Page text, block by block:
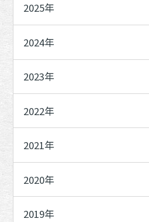
2025年
2024年
2023年
2022年
2021年
2020年
2019年